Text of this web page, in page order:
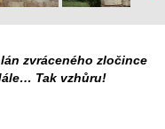
zvráceného zločince
Tak vzhůru!